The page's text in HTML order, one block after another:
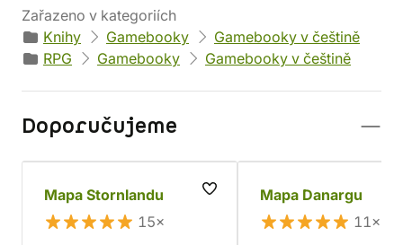
Zařazeno v kategoriích
Knihy
Gamebooky
Gamebooky v češtině
RPG
Gamebooky Gamebooky v češtině
Doporučujeme
Mapa Stornlandu
15×
Mapa Danargu
11×